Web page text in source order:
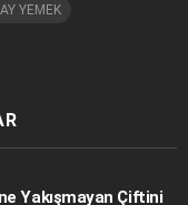
YEMEK
Yakışmayan Çiftini